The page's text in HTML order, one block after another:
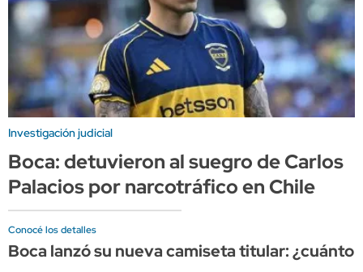
Investigación judicial
Boca: detuvieron al suegro de Carlos
Palacios por narcotráfico en Chile
Conocé los detalles
Boca lanzó su nueva camiseta titular: ¿cuánto